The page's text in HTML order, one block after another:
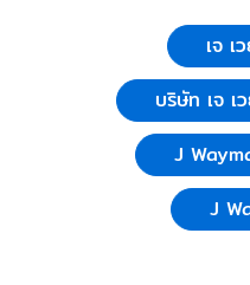
เจ เ
บริษัท เจ เ
J
J